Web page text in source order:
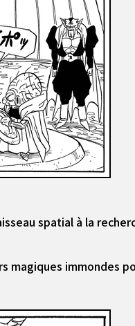
spatial à la
immondes